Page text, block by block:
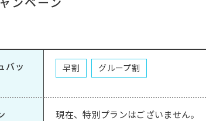
バッ
早割 グループ割
現在、特別プランはございません。